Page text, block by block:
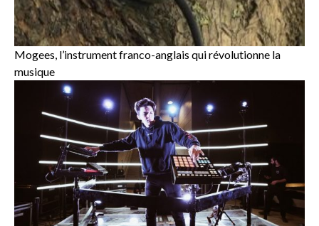
Mogees, l’instrument franco-anglais qui révolutionne la
musique